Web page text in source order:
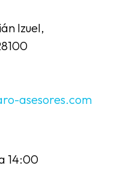
Izuel,
asesores.com
14:00